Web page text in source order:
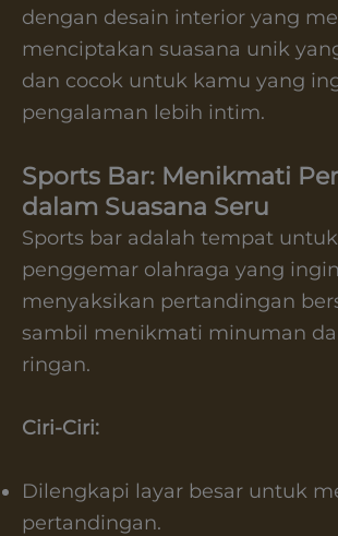
dengan desain interior yang
menciptakan suasana unik
dan cocok untuk kamu yang
pengalaman lebih intim.
Sports Bar: Menikmati
dalam Suasana Seru
Sports bar adalah tempat
penggemar olahraga yang ingin
menyaksikan pertandingan
sambil menikmati minuman
ringan.
Ciri-Ciri:
Dilengkapi layar besar untuk
pertandingan.